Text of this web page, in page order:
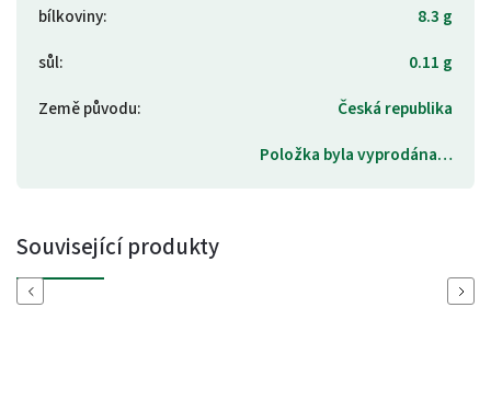
bílkoviny:
8.3 g
sůl:
0.11 g
Země původu:
Česká republika
Položka byla vyprodána…
Související produkty
Previous Next